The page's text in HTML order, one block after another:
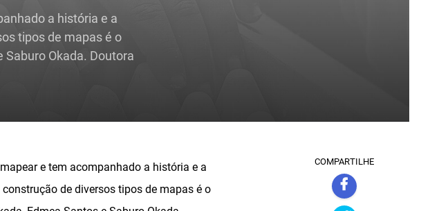
a história e a
tipos de mapas é o
Saburo Okada. Doutora
e tem acompanhado a história e a
de diversos tipos de mapas é o
COMPARTILHE